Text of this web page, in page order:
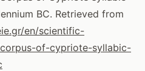
BC. Retrieved from
en/scientific-
of-cypriote-syllabic-